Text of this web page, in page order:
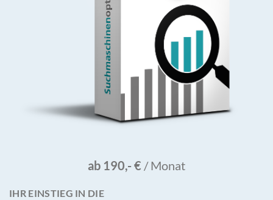
ab 190,- € / Monat
IHR EINSTIEG IN DIE